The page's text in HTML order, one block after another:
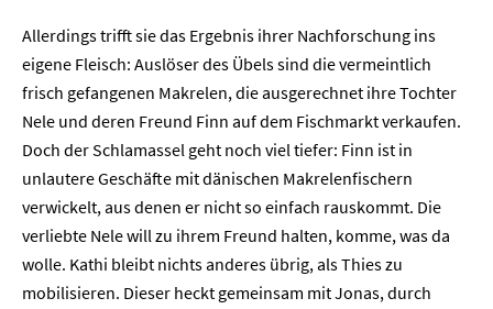
Allerdings trifft sie das Ergebnis ihrer Nachforschung ins
eigene Fleisch: Auslöser des Übels sind die vermeintlich
frisch gefangenen Makrelen, die ausgerechnet ihre Tochter
Nele und deren Freund Finn auf dem Fischmarkt verkaufen.
Doch der Schlamassel geht noch viel tiefer: Finn ist in
unlautere Geschäfte mit dänischen Makrelenfischern
verwickelt, aus denen er nicht so einfach rauskommt. Die
verliebte Nele will zu ihrem Freund halten, komme, was da
wolle. Kathi bleibt nichts anderes übrig, als Thies zu
mobilisieren. Dieser heckt gemeinsam mit Jonas, durch